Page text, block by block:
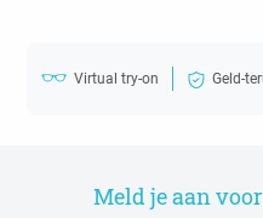
Virtual try-on Geld-
Meld je aan